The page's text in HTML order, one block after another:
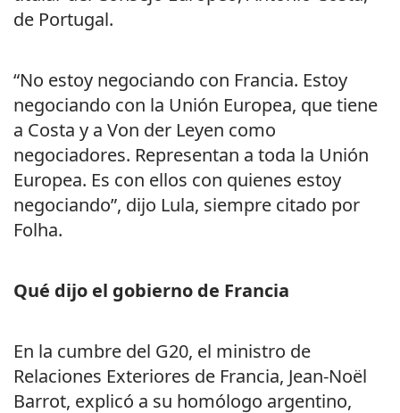
de Portugal.
“No estoy negociando con Francia. Estoy
negociando con la Unión Europea, que tiene
a Costa y a Von der Leyen como
negociadores. Representan a toda la Unión
Europea. Es con ellos con quienes estoy
negociando”, dijo Lula, siempre citado por
Folha.
Qué dijo el gobierno de Francia
En la cumbre del G20, el ministro de
Relaciones Exteriores de Francia, Jean-Noël
Barrot, explicó a su homólogo argentino,